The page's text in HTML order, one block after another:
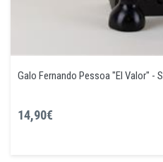
Galo Fernando Pessoa "El Valor" - S
14,90€